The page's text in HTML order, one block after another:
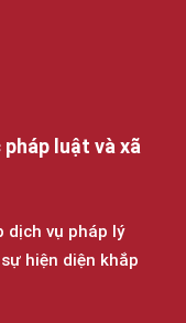
luật và xã
dịch vụ pháp lý
hiện diện khắp